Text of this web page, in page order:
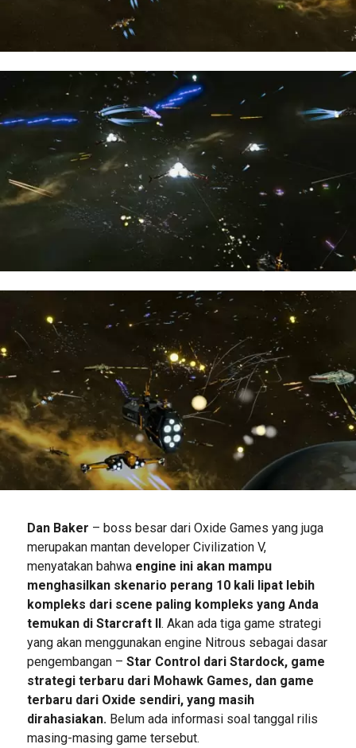
Dan Baker – boss besar dari Oxide Games yang juga
merupakan mantan developer Civilization V,
menyatakan bahwa engine ini akan mampu
menghasilkan skenario perang 10 kali lipat lebih
kompleks dari scene paling kompleks yang Anda
temukan di Starcraft II. Akan ada tiga game strategi
yang akan menggunakan engine Nitrous sebagai dasar
pengembangan – Star Control dari Stardock, game
strategi terbaru dari Mohawk Games, dan game
terbaru dari Oxide sendiri, yang masih
dirahasiakan. Belum ada informasi soal tanggal rilis
masing-masing game tersebut.